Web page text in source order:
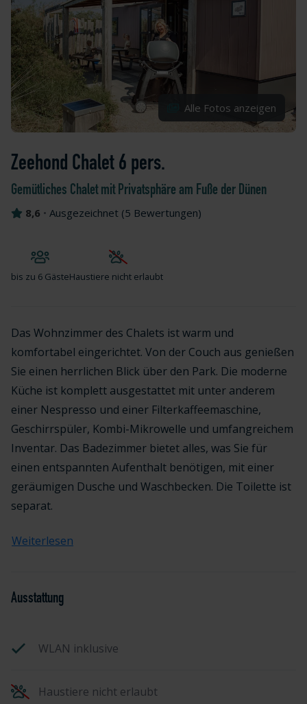
Alle Fotos anzeigen
Zeehond Chalet 6 pers.
Gemütliches Chalet mit Privatsphäre am Fuße der Dünen
8,6 • Ausgezeichnet (5 Bewertungen)
bis zu 6 GästeHaustiere nicht erlaubt
Das Wohnzimmer des Chalets ist warm und
komfortabel eingerichtet. Von der Couch aus genießen
Sie einen herrlichen Blick über den Park. Die moderne
Küche ist komplett ausgestattet mit unter anderem
einer Nespresso und einer Filterkaffeemaschine,
Geschirrspüler, Kombi-Mikrowelle und umfangreichem
Inventar. Das Badezimmer bietet alles, was Sie für
einen entspannten Aufenthalt benötigen, mit einer
geräumigen Dusche und Waschbecken. Die Toilette ist
separat.
Weiterlesen
Ausstattung
WLAN inklusive
Haustiere nicht erlaubt